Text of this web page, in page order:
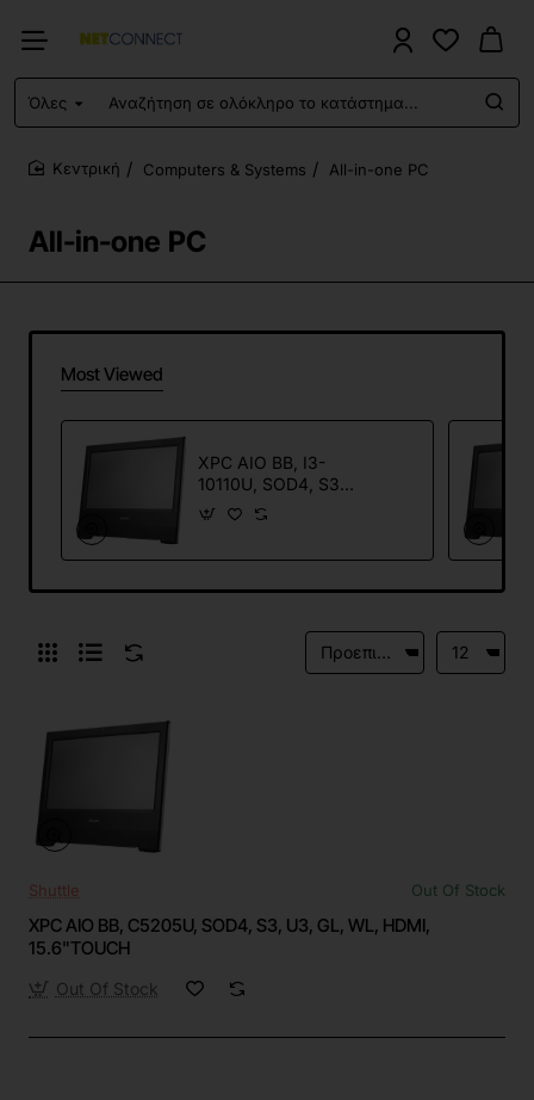
Όλες
Αναζήτηση
σε
ολόκληρο
το
All-in-one PC
Computers & Systems All-in-one PC
Most Viewed
XPC AIO BB, I3-
10110U, SOD4, S3,
U3, GL, WL, HDMI,
15.6, T/S
Shuttle Out Of Stock
XPC AIO BB, C5205U, SOD4, S3, U3, GL, WL, HDMI,
15.6"TOUCH
Out Of Stock